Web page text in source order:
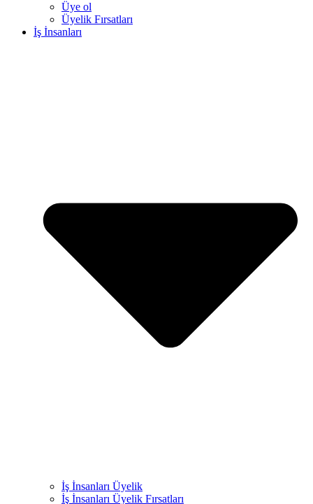
Üye ol
Üyelik Fırsatları
İş İnsanları
İş İnsanları Üyelik
İş İnsanları Üyelik Fırsatları